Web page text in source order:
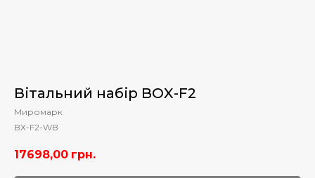
Вітальний набір BOX-F2
Миромарк
BX-F2-WB
17698,00 грн.